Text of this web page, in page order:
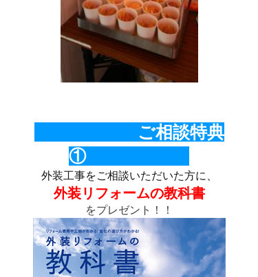
ご相談特典
①
外装工事をご相談いただいた方に、
外装リフォームの教科書
をプレゼント！！